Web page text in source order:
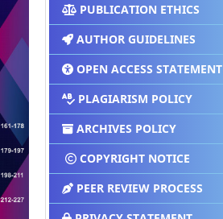
PUBLICATION ETHICS
AUTHOR GUIDELINES
OPEN ACCESS STATEMENT
PLAGIARISM POLICY
ARCHIVES POLICY
COPYRIGHT NOTICE
PEER REVIEW PROCESS